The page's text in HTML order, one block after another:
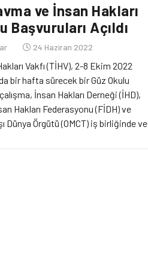
ve İnsan Hakları
Başvuruları Açıldı
24 Haziran 2022
Vakfı (TİHV), 2-8 Ekim 2022
bir hafta sürecek bir Güz Okulu
İnsan Hakları Derneği (İHD),
Hakları Federasyonu (FİDH) ve
Dünya Örgütü (OMCT) iş birliğinde ve
Salgın Sonrası Dönemde